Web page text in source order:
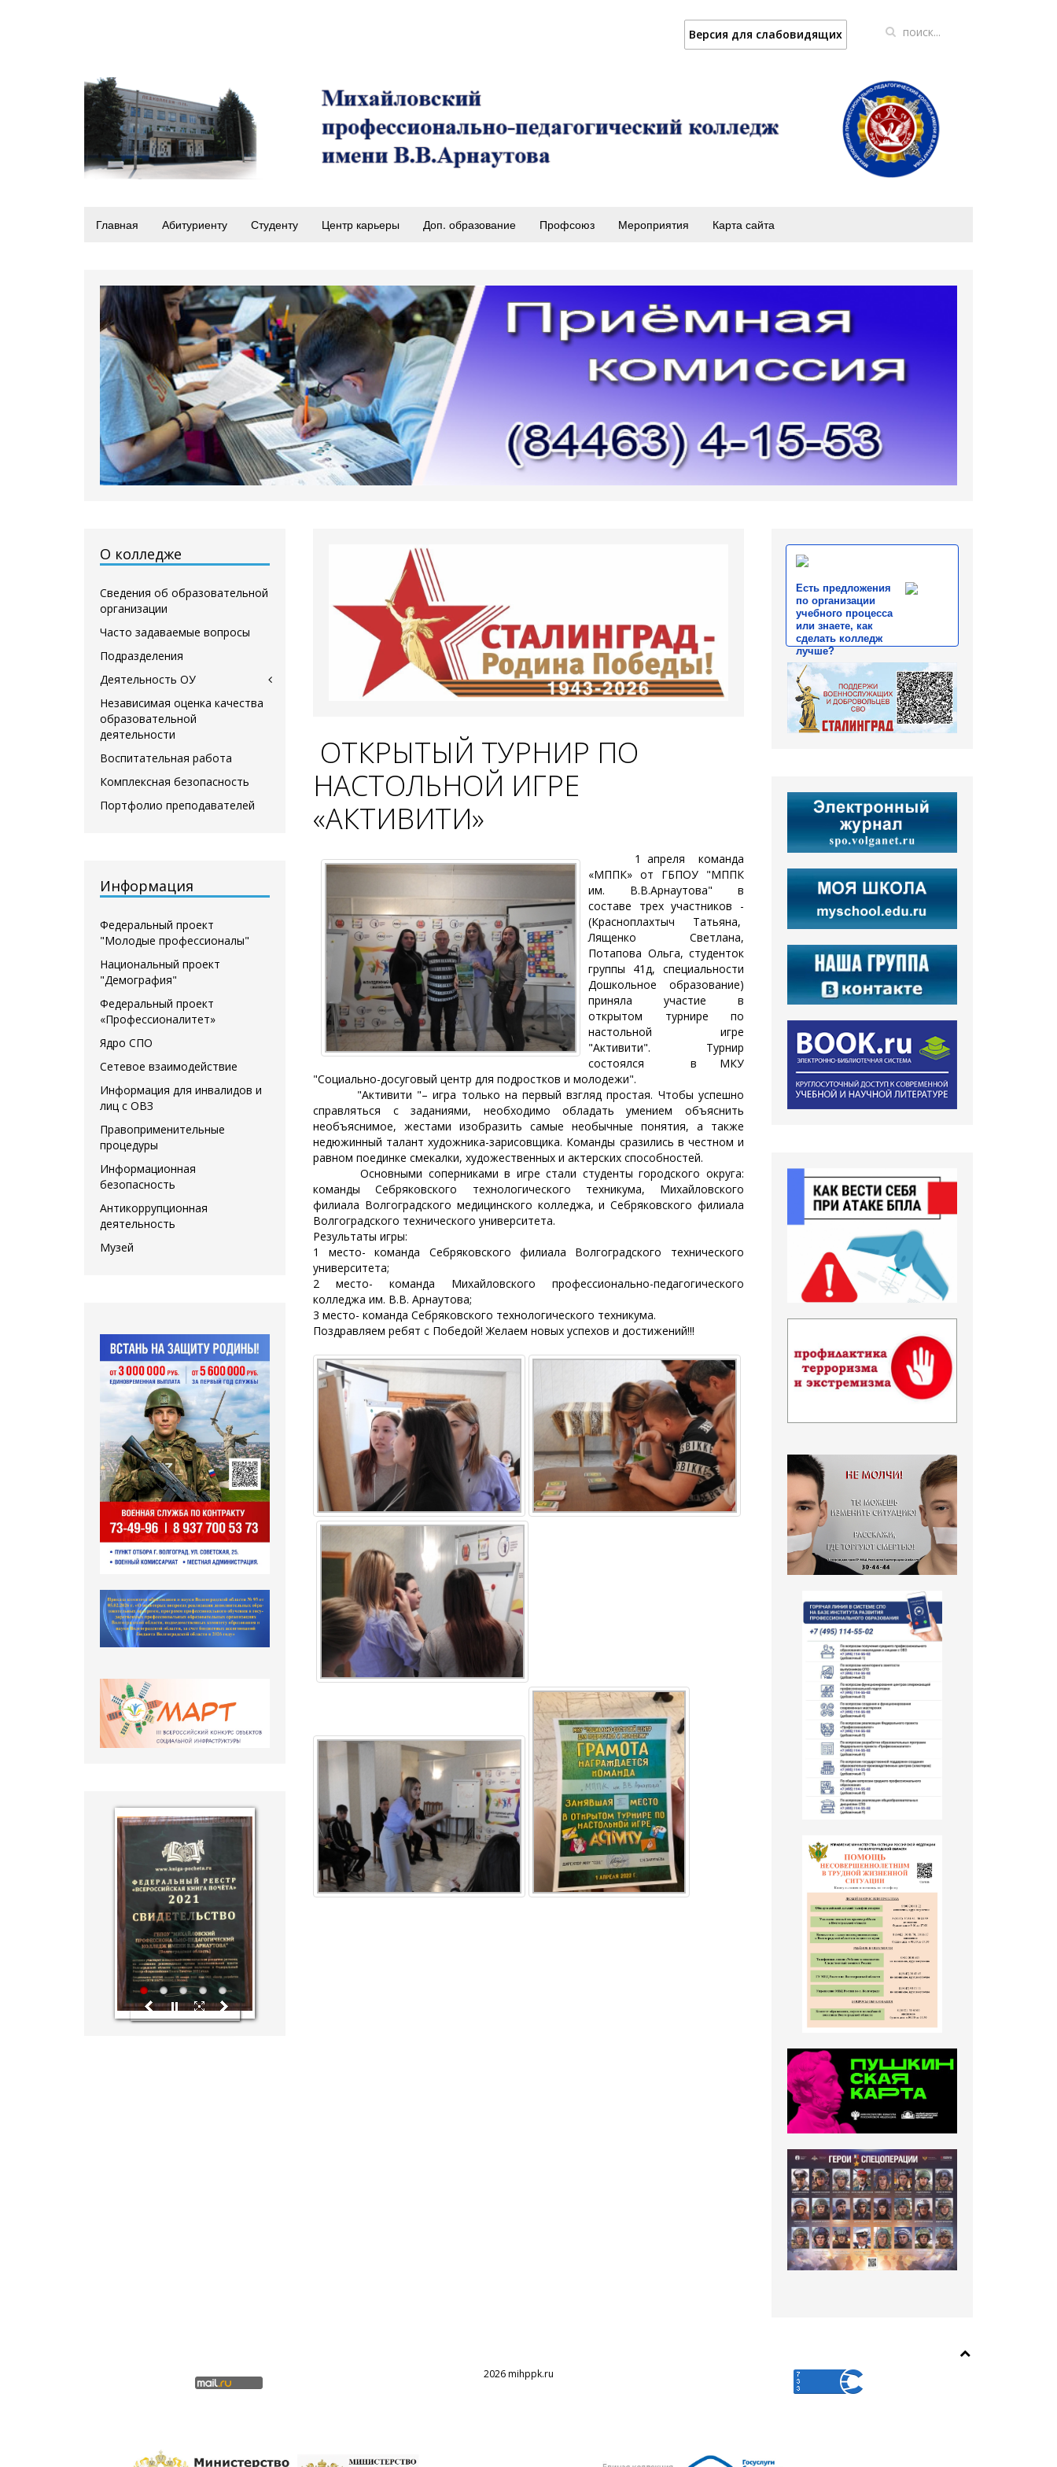
Версия для слабовидящих
Главная Абитуриенту Студенту Центр карьеры Доп. образование Профсоюз Мероприятия Карта сайта
ОТКРЫТЫЙ ТУРНИР ПО
НАСТОЛЬНОЙ ИГРЕ
«АКТИВИТИ»
1 апреля команда
«МППК» от ГБПОУ "МППК
им. В.В.Арнаутова" в
составе трех участников -
(Красноплахтыч Татьяна,
Лященко Светлана,
Потапова Ольга, студенток
группы 41д, специальности
Дошкольное образование)
приняла участие в
открытом турнире по
настольной игре
"Активити". Турнир
состоялся в МКУ
"Социально-досуговый центр для подростков и молодежи".
"Активити "– игра только на первый взгляд простая. Чтобы успешно
справляться с заданиями, необходимо обладать умением объяснить
необъяснимое, жестами изобразить самые необычные понятия, а также
недюжинный талант художника-зарисовщика. Команды сразились в честном и
равном поединке смекалки, художественных и актерских способностей.
Основными соперниками в игре стали студенты городского округа:
команды Себряковского технологического техникума, Михайловского
филиала Волгоградского медицинского колледжа, и Себряковского филиала
Волгоградского технического университета.
Результаты игры:
1 место- команда Себряковского филиала Волгоградского технического
университета;
2 место- команда Михайловского профессионально-педагогического
колледжа им. В.В. Арнаутова;
3 место- команда Себряковского технологического техникума.
Поздравляем ребят с Победой! Желаем новых успехов и достижений!!!
О колледже
Сведения об образовательной
организации
Часто задаваемые вопросы
Подразделения
Деятельность ОУ
Независимая оценка качества
образовательной
деятельности
Воспитательная работа
Комплексная безопасность
Портфолио преподавателей
Информация
Федеральный проект
"Молодые профессионалы"
Национальный проект
"Демография"
Федеральный проект
«Профессионалитет»
Ядро СПО
Сетевое взаимодействие
Информация для инвалидов и
лиц с ОВЗ
Правоприменительные
процедуры
Информационная
безопасность
Антикоррупционная
деятельность
Музей
1 2 3 4 5
hislider.com
Есть предложения
по организации
учебного процесса
или знаете, как
сделать колледж
лучше?
2026 mihppk.ru